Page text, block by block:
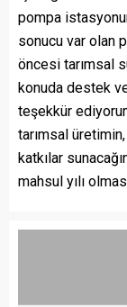
pompa
sonucu var olan
öncesi tarımsal
konuda destek
teşekkür
tarımsal
katkılar
mahsul yılı